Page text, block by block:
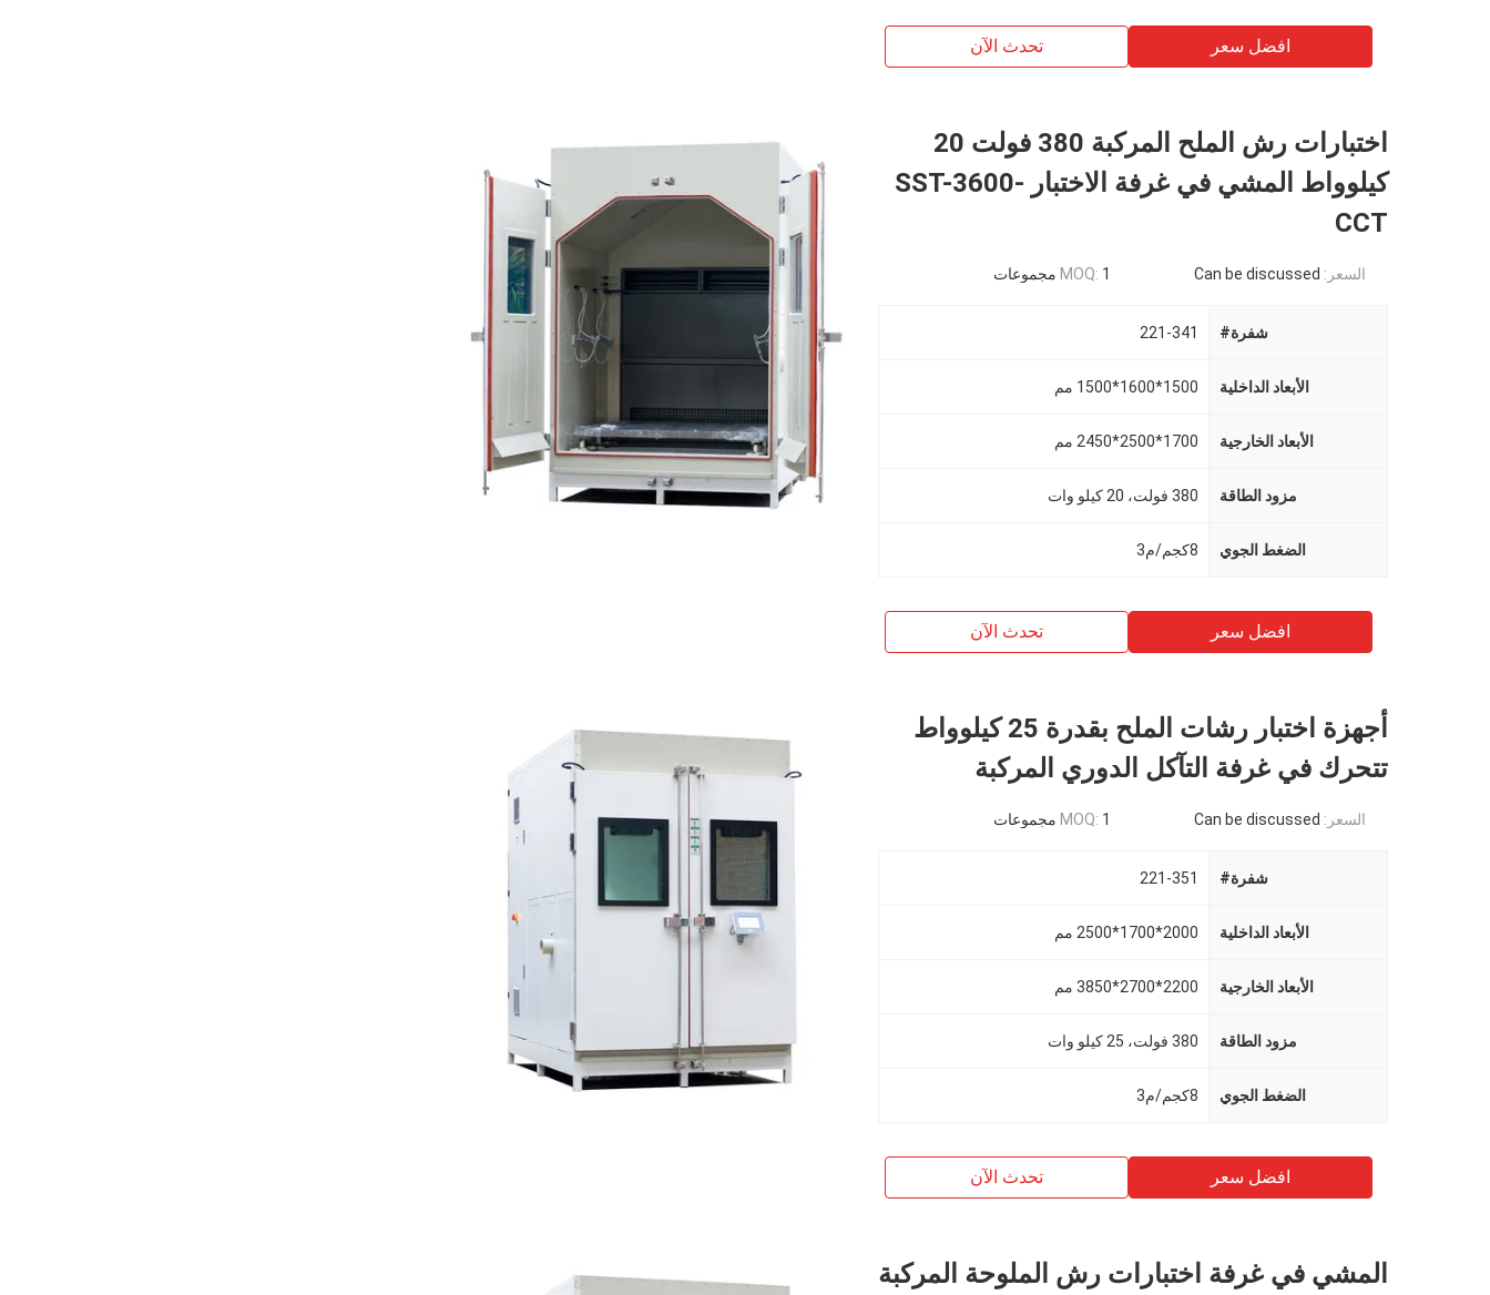
افضل سعر تحدث الآن
اختبارات رش الملح المركبة 380 فولت 20
كيلوواط المشي في غرفة الاختبار SST-3600-
CCT
السعر: Can be discussed
MOQ: 1 مجموعات
شفرة# 221-341
الأبعاد الداخلية 1500*1600*1500 مم
الأبعاد الخارجية 1700*2500*2450 مم
مزود الطاقة 380 فولت، 20 كيلو وات
الضغط الجوي 8كجم/م3
افضل سعر تحدث الآن
أجهزة اختبار رشات الملح بقدرة 25 كيلوواط
تتحرك في غرفة التآكل الدوري المركبة
السعر: Can be discussed
MOQ: 1 مجموعات
شفرة# 221-351
الأبعاد الداخلية 2000*1700*2500 مم
الأبعاد الخارجية 2200*2700*3850 مم
مزود الطاقة 380 فولت، 25 كيلو وات
الضغط الجوي 8كجم/م3
افضل سعر تحدث الآن
المشي في غرفة اختبارات رش الملوحة المركبة